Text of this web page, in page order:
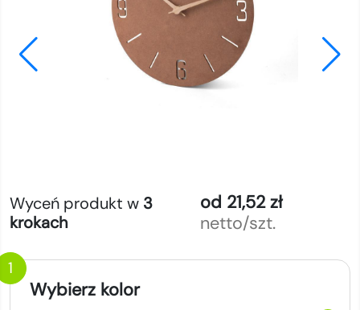
Wyceń produkt w 3
krokach
od 21,52 zł
netto/szt.
1
Wybierz kolor